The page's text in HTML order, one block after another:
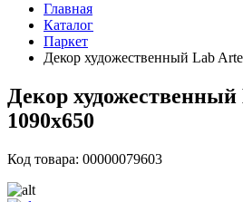
Главная
Каталог
Паркет
Декор художественный Lab
Декор
1090х650
Код товара: 00000079603